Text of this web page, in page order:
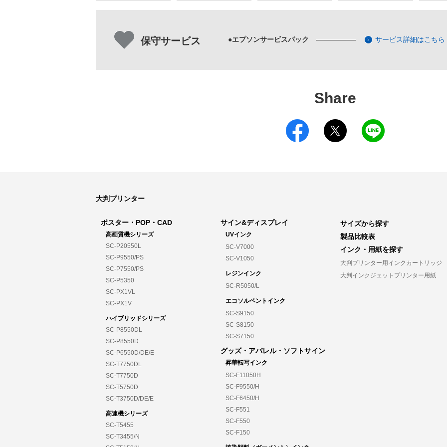
保守サービス ●エプソンサービスパック サービス詳細はこちら
Share
大判プリンター
ポスター・POP・CAD
高画質機シリーズ
SC-P20550L
SC-P9550/PS
SC-P7550/PS
SC-P5350
SC-PX1VL
SC-PX1V
ハイブリッドシリーズ
SC-P8550DL
SC-P8550D
SC-P6550D/DE/E
SC-T7750DL
SC-T7750D
SC-T5750D
SC-T3750D/DE/E
高速機シリーズ
SC-T5455
SC-T3455/N
サイン&ディスプレイ
UVインク
SC-V7000
SC-V1050
レジンインク
SC-R5050/L
エコソルベントインク
SC-S9150
SC-S8150
SC-S7150
グッズ・アパレル・ソフトサイン
昇華転写インク
SC-F11050H
SC-F9550/H
SC-F6450/H
SC-F551
SC-F550
SC-F150
サイズから探す
製品比較表
インク・用紙を探す
大判プリンター用インクカートリッジ
大判インクジェットプリンター用紙